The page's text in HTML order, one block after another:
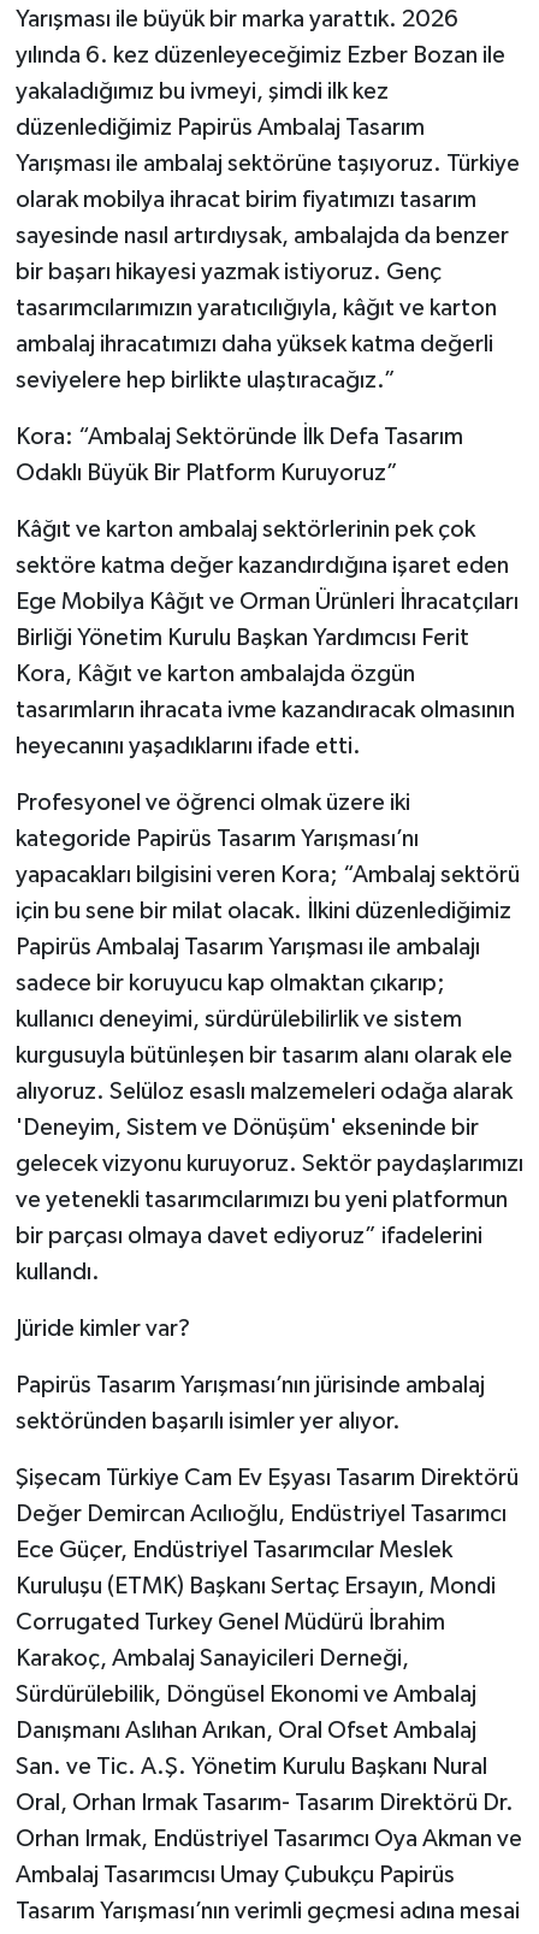
Yarışması ile büyük bir marka yarattık. 2026
yılında 6. kez düzenleyeceğimiz Ezber Bozan ile
yakaladığımız bu ivmeyi, şimdi ilk kez
düzenlediğimiz Papirüs Ambalaj Tasarım
Yarışması ile ambalaj sektörüne taşıyoruz. Türkiye
olarak mobilya ihracat birim fiyatımızı tasarım
sayesinde nasıl artırdıysak, ambalajda da benzer
bir başarı hikayesi yazmak istiyoruz. Genç
tasarımcılarımızın yaratıcılığıyla, kâğıt ve karton
ambalaj ihracatımızı daha yüksek katma değerli
seviyelere hep birlikte ulaştıracağız.”
Kora: “Ambalaj Sektöründe İlk Defa Tasarım
Odaklı Büyük Bir Platform Kuruyoruz”
Kâğıt ve karton ambalaj sektörlerinin pek çok
sektöre katma değer kazandırdığına işaret eden
Ege Mobilya Kâğıt ve Orman Ürünleri İhracatçıları
Birliği Yönetim Kurulu Başkan Yardımcısı Ferit
Kora, Kâğıt ve karton ambalajda özgün
tasarımların ihracata ivme kazandıracak olmasının
heyecanını yaşadıklarını ifade etti.
Profesyonel ve öğrenci olmak üzere iki
kategoride Papirüs Tasarım Yarışması’nı
yapacakları bilgisini veren Kora; “Ambalaj sektörü
için bu sene bir milat olacak. İlkini düzenlediğimiz
Papirüs Ambalaj Tasarım Yarışması ile ambalajı
sadece bir koruyucu kap olmaktan çıkarıp;
kullanıcı deneyimi, sürdürülebilirlik ve sistem
kurgusuyla bütünleşen bir tasarım alanı olarak ele
alıyoruz. Selüloz esaslı malzemeleri odağa alarak
'Deneyim, Sistem ve Dönüşüm' ekseninde bir
gelecek vizyonu kuruyoruz. Sektör paydaşlarımızı
ve yetenekli tasarımcılarımızı bu yeni platformun
bir parçası olmaya davet ediyoruz” ifadelerini
kullandı.
Jüride kimler var?
Papirüs Tasarım Yarışması’nın jürisinde ambalaj
sektöründen başarılı isimler yer alıyor.
Şişecam Türkiye Cam Ev Eşyası Tasarım Direktörü
Değer Demircan Acılıoğlu, Endüstriyel Tasarımcı
Ece Güçer, Endüstriyel Tasarımcılar Meslek
Kuruluşu (ETMK) Başkanı Sertaç Ersayın, Mondi
Corrugated Turkey Genel Müdürü İbrahim
Karakoç, Ambalaj Sanayicileri Derneği,
Sürdürülebilik, Döngüsel Ekonomi ve Ambalaj
Danışmanı Aslıhan Arıkan, Oral Ofset Ambalaj
San. ve Tic. A.Ş. Yönetim Kurulu Başkanı Nural
Oral, Orhan Irmak Tasarım- Tasarım Direktörü Dr.
Orhan Irmak, Endüstriyel Tasarımcı Oya Akman ve
Ambalaj Tasarımcısı Umay Çubukçu Papirüs
Tasarım Yarışması’nın verimli geçmesi adına mesai